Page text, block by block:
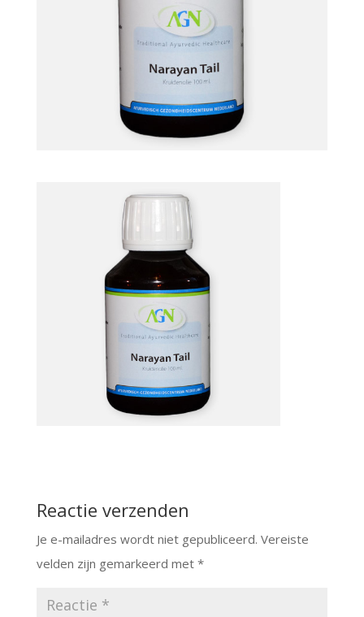
Reactie verzenden
Je e-mailadres wordt niet gepubliceerd. Vereiste
velden zijn gemarkeerd met *